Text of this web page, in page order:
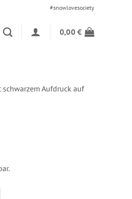
#snowlovesociety
0,00€
Aufdruck auf